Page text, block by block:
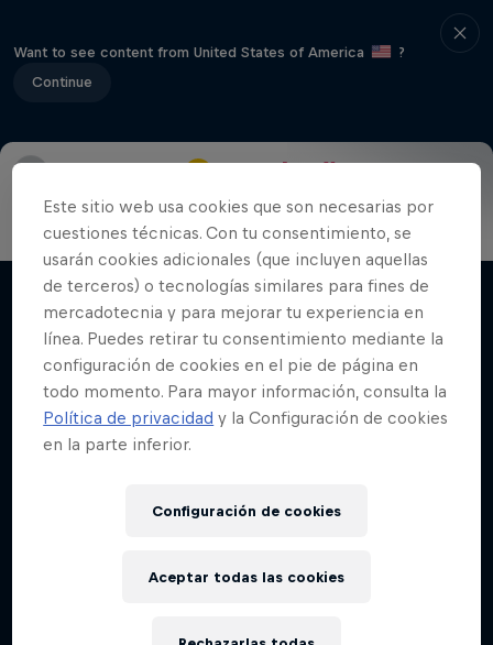
Want to see content from United States of America
?
Continue
Info Formato Talento Participantes Audio
Películas y Shows
Red Bull Batalla Nueva Historia:
20 Años de Rimas
Red Bull Batalla
Videos relacionados
Este sitio web usa cookies que son necesarias por
cuestiones técnicas. Con tu consentimiento, se
usarán cookies adicionales (que incluyen aquellas
de terceros) o tecnologías similares para fines de
mercadotecnia y para mejorar tu experiencia en
línea. Puedes retirar tu consentimiento mediante la
configuración de cookies en el pie de página en
todo momento. Para mayor información, consulta la
Política de privacidad y la Configuración de cookies
en la parte inferior.
Configuración de cookies
Aceptar todas las cookies